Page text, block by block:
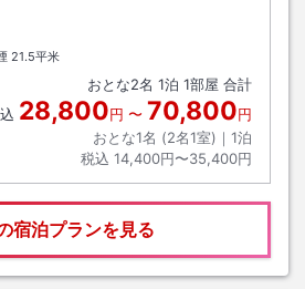
ウト
21.5平米
おとな2名 1泊 1部屋 合計
28,800円 〜 70,800円
おとな1名 (2名1室)｜ 1泊
税込 14,400円〜35,400円
宿泊プランを見る